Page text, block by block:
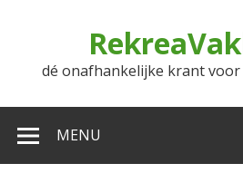
dé onafhankelijke krant
MENU